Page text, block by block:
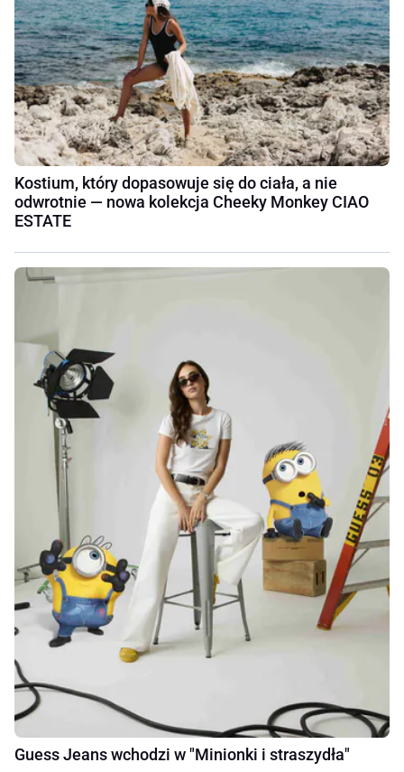
Kostium, który dopasowuje się do ciała, a nie
odwrotnie — nowa kolekcja Cheeky Monkey CIAO
ESTATE
Guess Jeans wchodzi w "Minionki i straszydła"